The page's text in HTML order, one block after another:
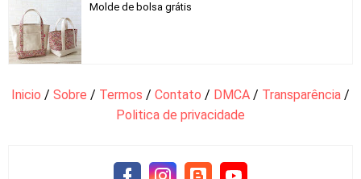
Molde de bolsa grátis
Inicio / Sobre / Termos / Contato / DMCA / Transparência /
Politica de privacidade